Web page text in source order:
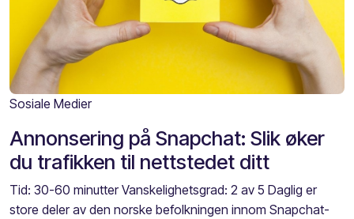
Sosiale Medier
Annonsering på Snapchat: Slik øker
du trafikken til nettstedet ditt
Tid: 30-60 minutter Vanskelighetsgrad: 2 av 5 Daglig er
store deler av den norske befolkningen innom Snapchat-